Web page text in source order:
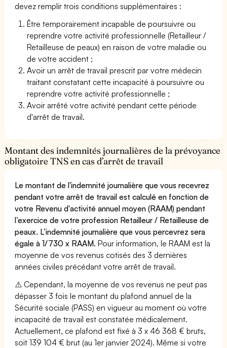
devez remplir trois conditions supplémentaires :
Être temporairement incapable de poursuivre ou
reprendre votre activité professionnelle (Retailleur /
Retailleuse de peaux) en raison de votre maladie ou
de votre accident ;
Avoir un arrêt de travail prescrit par votre médecin
traitant constatant cette incapacité à poursuivre ou
reprendre votre activité professionnelle ;
Avoir arrêté votre activité pendant cette période
d'arrêt de travail.
Montant des indemnités journalières de la prévoyance
obligatoire TNS en cas d’arrêt de travail
Le montant de l'indemnité journalière que vous recevrez
pendant votre arrêt de travail est calculé en fonction de
votre Revenu d'activité annuel moyen (RAAM) pendant
l’exercice de votre profession Retailleur / Retailleuse de
peaux. L’indemnité journalière que vous percevrez sera
égale à 1/730 x RAAM. Pour information, le RAAM est la
moyenne de vos revenus cotisés des 3 dernières
années civiles précédant votre arrêt de travail.
⚠️ Cependant, la moyenne de vos revenus ne peut pas
dépasser 3 fois le montant du plafond annuel de la
Sécurité sociale (PASS) en vigueur au moment où votre
incapacité de travail est constatée médicalement.
Actuellement, ce plafond est fixé à 3 x 46 368 € bruts,
soit 139 104 € brut (au 1er janvier 2024). Même si votre